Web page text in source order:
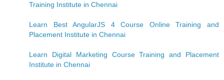
Training Institute in Chennai
Learn Best AngularJS 4 Course Online Training and
Placement Institute in Chennai
Learn Digital Marketing Course Training and Placement
Institute in Chennai